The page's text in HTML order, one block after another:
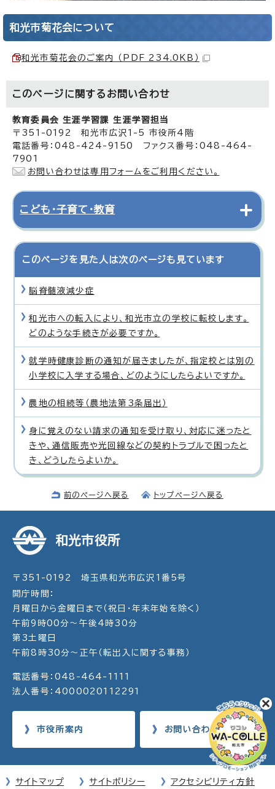
和光市菊花会について
和光市菊花会のご案内 （PDF 234.0KB）
このページに関する お問い合わせ
教育委員会 生涯学習課 生涯学習担当
〒351-0192 和光市広沢1-5 市役所4階
電話番号：048-424-9150 ファクス番号：048-464-
7901
お問い合わせは専用フォームをご利用ください。
こども・子育て・教育
このページを見た人は次のページも見ています
脳脊髄液減少症
和光市への転入により、和光市立の学校に転校します。
どのような手続きが必要ですか。
就学時健康診断の通知が届きましたが、指定校とは別の
小学校に入学する場合、どのようにしたらよいですか。
農地の相続等（農地法第3条届出）
身に覚えのない請求の通知を受け取り、対応に迷ったと
きや、通信販売や光回線などの契約トラブルで困ったと
き、どうしたらよいか。
前のページへ戻る トップページへ戻る
和光市役所
〒351-0192 埼玉県和光市広沢1番5号
開庁時間：
月曜日から金曜日まで（祝日・年末年始を除く）
午前9時00分～午後4時30分
第3土曜日
午前8時30分～正午（転出入に関する事務）
電話番号：048-464-1111
法人番号：4000020112291
市役所案内 お問い合わせ
サイトマップ サイトポリシー アクセシビリティ方針